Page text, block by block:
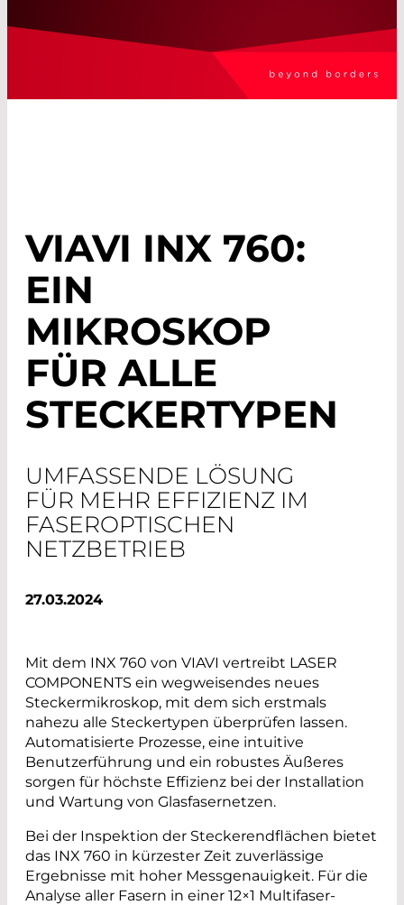
VIAVI INX 760:
EIN
MIKROSKOP
FÜR ALLE
STECKERTYPEN
UMFASSENDE LÖSUNG
FÜR MEHR EFFIZIENZ IM
FASEROPTISCHEN
NETZBETRIEB
27.03.2024
Mit dem INX 760 von VIAVI vertreibt LASER
COMPONENTS ein wegweisendes neues
Steckermikroskop, mit dem sich erstmals
nahezu alle Steckertypen überprüfen lassen.
Automatisierte Prozesse, eine intuitive
Benutzerführung und ein robustes Äußeres
sorgen für höchste Effizienz bei der Installation
und Wartung von Glasfasernetzen.
Bei der Inspektion der Steckerendflächen bietet
das INX 760 in kürzester Zeit zuverlässige
Ergebnisse mit hoher Messgenauigkeit. Für die
Analyse aller Fasern in einer 12×1 Multifaser-